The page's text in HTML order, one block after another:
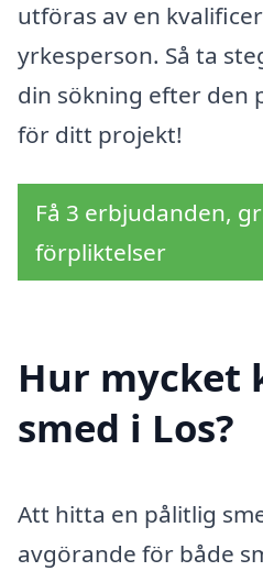
utföras av en
yrkesperson. Så ta
din sökning efter den
för ditt projekt!
Få 3 erbjudanden,
förpliktelser
Hur mycket
smed i Los?
Att hitta en pålitlig
avgörande för både